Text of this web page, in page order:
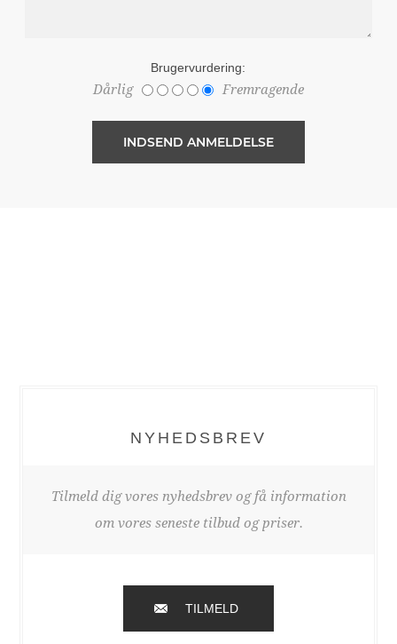
Brugervurdering:
Dårlig Fremragende
NYHEDSBREV
Tilmeld dig vores nyhedsbrev og få information
om vores seneste tilbud og priser.
TILMELD